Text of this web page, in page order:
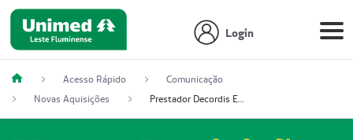
Login
Acesso Rápido
Comunicação
Novas Aquisições
Prestador Decordis Exames Cardiológicos LTDA (51004347-4)